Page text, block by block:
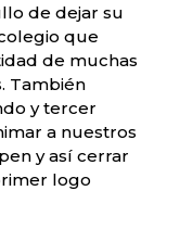
de dejar su
que
de muchas
También
y tercer
a nuestros
y así cerrar
logo